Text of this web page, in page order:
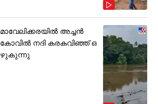
മാവേലിക്കരയിൽ അച്ചൻ
കോവിൽ നദി കരകവിഞ്ഞ് ഒ
ഴുകുന്നു